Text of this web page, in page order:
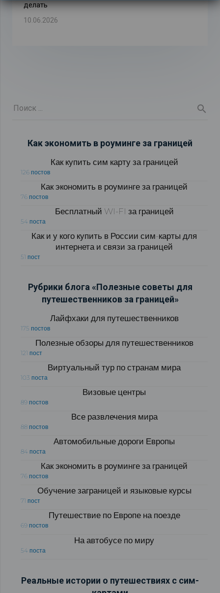
делать
10.06.2026
Как экономить в роуминге за границей
Как купить сим карту за границей
126 постов
Как экономить в роуминге за границей
76 постов
Бесплатный WI-FI за границей
54 поста
Как и у кого купить в России сим-карты для
интернета и связи за границей
51 пост
Рубрики блога «Полезные советы для
путешественников за границей»
Лайфхаки для путешественников
175 постов
Полезные обзоры для путешественников
121 пост
Виртуальный тур по странам мира
103 поста
Визовые центры
89 постов
Все развлечения мира
88 постов
Автомобильные дороги Европы
84 поста
Как экономить в роуминге за границей
76 постов
Обучение заграницей и языковые курсы
71 пост
Путешествие по Европе на поезде
69 постов
На автобусе по миру
54 поста
Реальные истории о путешествиях с сим-